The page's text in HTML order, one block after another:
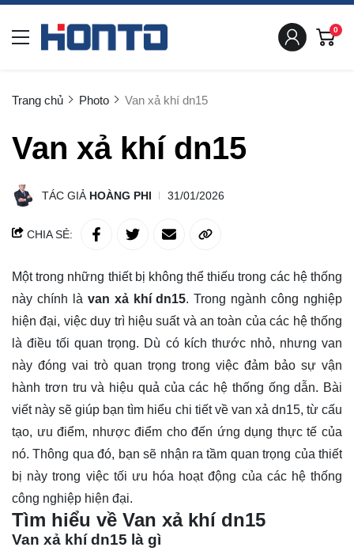
0
Trang chủ Photo Van xả khí dn15
Van xả khí dn15
TÁC GIẢ HOÀNG PHI 31/01/2026
CHIA SẺ:
Một trong những thiết bị không thể thiếu trong các hệ thống
này chính là van xả khí dn15. Trong ngành công nghiệp
hiện đại, việc duy trì hiệu suất và an toàn của các hệ thống
là điều tối quan trọng. Dù có kích thước nhỏ, nhưng van
này đóng vai trò quan trọng trong việc đảm bảo sự vận
hành trơn tru và hiệu quả của các hệ thống ống dẫn. Bài
viết này sẽ giúp bạntìm hiểu chi tiết về van xả dn15, từ cấu
tạo, ưu điểm, nhược điểm cho đến ứng dụng thực tế của
nó. Thông qua đó, bạn sẽ nhận ra tầm quan trọng của thiết
bị này trong việc tối ưu hóa hoạt động của các hệ thống
công nghiệp hiện đại.
Tìm hiểu về Van xả khí dn15
Van xả khí dn15 là gì